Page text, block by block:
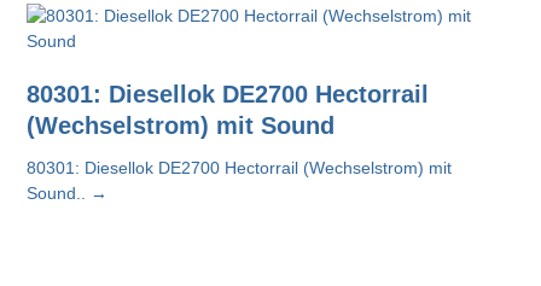
80301: Diesellok DE2700 Hectorrail
(Wechselstrom) mit Sound
80301: Diesellok DE2700 Hectorrail (Wechselstrom) mit
Sound..
→